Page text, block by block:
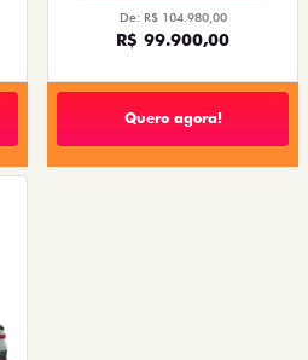
De: R$ 104.980,00
R$ 99.900,00
Quero agora!